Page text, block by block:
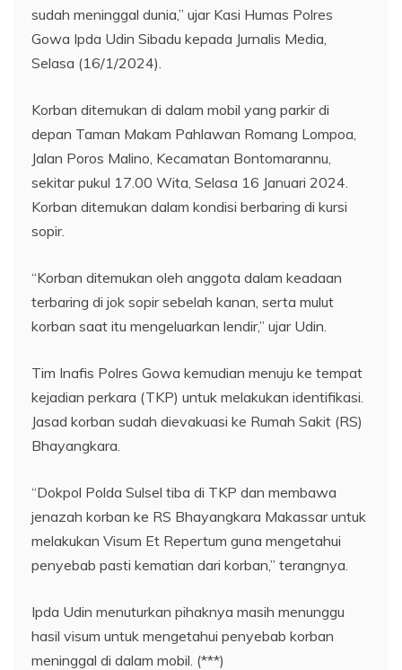
sudah meninggal dunia,” ujar Kasi Humas Polres
Gowa Ipda Udin Sibadu kepada Jurnalis Media,
Selasa (16/1/2024).
Korban ditemukan di dalam mobil yang parkir di
depan Taman Makam Pahlawan Romang Lompoa,
Jalan Poros Malino, Kecamatan Bontomarannu,
sekitar pukul 17.00 Wita, Selasa 16 Januari 2024.
Korban ditemukan dalam kondisi berbaring di kursi
sopir.
“Korban ditemukan oleh anggota dalam keadaan
terbaring di jok sopir sebelah kanan, serta mulut
korban saat itu mengeluarkan lendir,” ujar Udin.
Tim Inafis Polres Gowa kemudian menuju ke tempat
kejadian perkara (TKP) untuk melakukan identifikasi.
Jasad korban sudah dievakuasi ke Rumah Sakit (RS)
Bhayangkara.
“Dokpol Polda Sulsel tiba di TKP dan membawa
jenazah korban ke RS Bhayangkara Makassar untuk
melakukan Visum Et Repertum guna mengetahui
penyebab pasti kematian dari korban,” terangnya.
Ipda Udin menuturkan pihaknya masih menunggu
hasil visum untuk mengetahui penyebab korban
meninggal di dalam mobil. (***)